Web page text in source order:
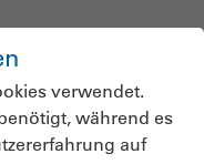
verwendet.
während es
auf